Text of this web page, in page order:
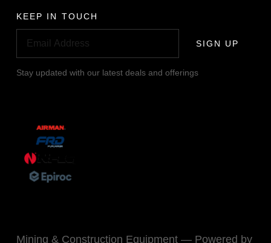
KEEP IN TOUCH
SIGN UP
Stay updated with our latest deals and offerings
Mining & Construction Equipment — Powered by